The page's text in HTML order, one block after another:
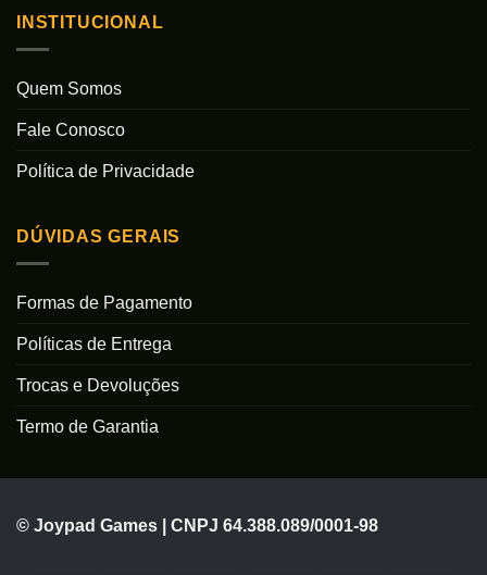
INSTITUCIONAL
Quem Somos
Fale Conosco
Política de Privacidade
DÚVIDAS GERAIS
Formas de Pagamento
Políticas de Entrega
Trocas e Devoluções
Termo de Garantia
© Joypad Games | CNPJ 64.388.089/0001-98